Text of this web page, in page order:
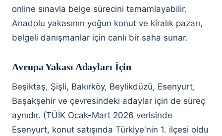
online sınavla belge sürecini tamamlayabilir.
Anadolu yakasının yoğun konut ve kiralık pazarı,
belgeli danışmanlar için canlı bir saha sunar.
Avrupa Yakası Adayları İçin
Beşiktaş, Şişli, Bakırköy, Beylikdüzü, Esenyurt,
Başakşehir ve çevresindeki adaylar için de süreç
aynıdır. (TÜİK Ocak-Mart 2026 verisinde
Esenyurt, konut satışında Türkiye'nin 1. ilçesi oldu